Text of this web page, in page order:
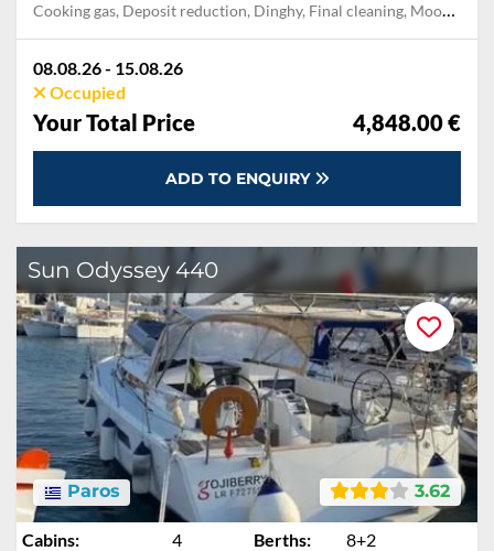
Cooking gas, Deposit reduction, Dinghy, Final cleaning, Mooring in home marina for first and last night, Pillow, blanket, sheets, duvet cover, Towels
08.08.26 - 15.08.26
Occupied
Your Total Price 4,848.00 €
ADD TO ENQUIRY
Sun Odyssey 440
3.62
Paros
Cabins: 4 Berths:
8+2